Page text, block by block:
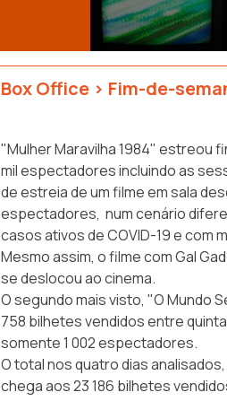
Box Office > Fim-de-
"Mulher Maravilha 1984" estreou
mil espectadores incluindo as
de estreia de um filme em sala
espectadores, num cenário
casos ativos de COVID-19 e com
Mesmo assim, o filme com Gal
se deslocou ao cinema.
O segundo mais visto, "O Mundo
758 bilhetes vendidos entre
somente 1 002 espectadores.
O total nos quatro dias
chega aos 23 186 bilhetes